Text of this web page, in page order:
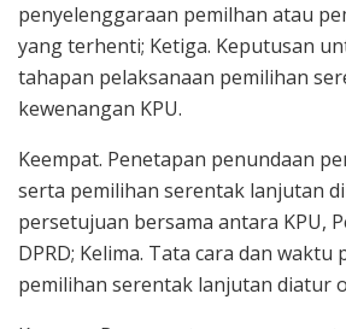
penyelenggaraan pemilhan atau
yang terhenti; Ketiga. Keputusan
tahapan pelaksanaan pemilihan
kewenangan KPU.
Keempat. Penetapan penundaan
serta pemilihan serentak lanjutan
persetujuan bersama antara KPU,
DPRD; Kelima. Tata cara dan waktu
pemilihan serentak lanjutan diatur